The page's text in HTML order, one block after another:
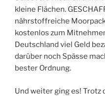
kleine Flächen.
nährstoffreiche
kostenlos zum
Deutschland viel Geld
darüber noch Spässe
bester Ordnung.
Und weiter ging es! Trotz